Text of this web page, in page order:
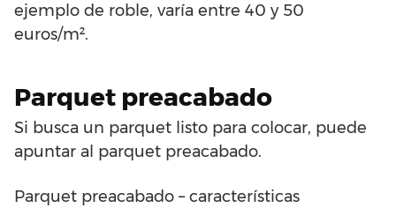
ejemplo de roble, varía entre 40 y 50
euros/m².
Parquet preacabado
Si busca un parquet listo para colocar, puede
apuntar al parquet preacabado.
Parquet preacabado – características